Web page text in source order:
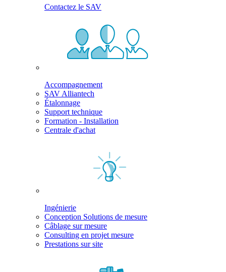
Contactez le SAV
Accompagnement
SAV Alliantech
Étalonnage
Support technique
Formation - Installation
Centrale d'achat
Ingénierie
Conception Solutions de mesure
Câblage sur mesure
Consulting en projet mesure
Prestations sur site